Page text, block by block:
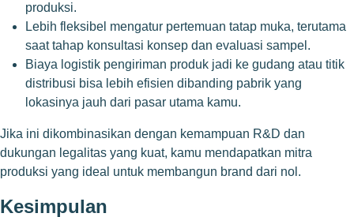
produksi.
Lebih fleksibel mengatur pertemuan tatap muka, terutama
saat tahap konsultasi konsep dan evaluasi sampel.
Biaya logistik pengiriman produk jadi ke gudang atau titik
distribusi bisa lebih efisien dibanding pabrik yang
lokasinya jauh dari pasar utama kamu.
Jika ini dikombinasikan dengan kemampuan R&D dan
dukungan legalitas yang kuat, kamu mendapatkan mitra
produksi yang ideal untuk membangun brand dari nol.
Kesimpulan